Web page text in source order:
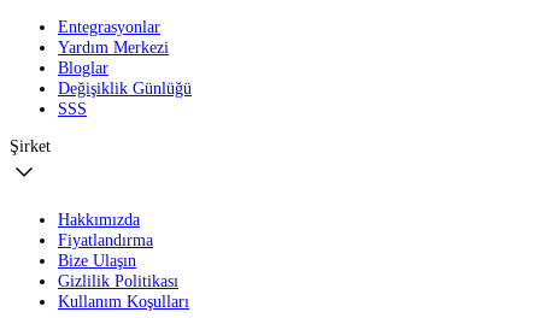
Entegrasyonlar
Yardım Merkezi
Bloglar
Değişiklik Günlüğü
SSS
Şirket
Hakkımızda
Fiyatlandırma
Bize Ulaşın
Gizlilik Politikası
Kullanım Koşulları